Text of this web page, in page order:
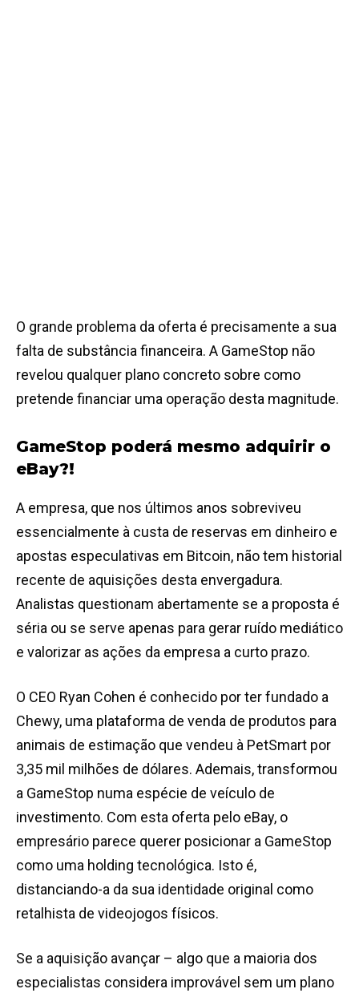
O grande problema da oferta é precisamente a sua
falta de substância financeira. A GameStop não
revelou qualquer plano concreto sobre como
pretende financiar uma operação desta magnitude.
GameStop poderá mesmo adquirir o
eBay?!
A empresa, que nos últimos anos sobreviveu
essencialmente à custa de reservas em dinheiro e
apostas especulativas em Bitcoin, não tem historial
recente de aquisições desta envergadura.
Analistas questionam abertamente se a proposta é
séria ou se serve apenas para gerar ruído mediático
e valorizar as ações da empresa a curto prazo.
O CEO Ryan Cohen é conhecido por ter fundado a
Chewy, uma plataforma de venda de produtos para
animais de estimação que vendeu à PetSmart por
3,35 mil milhões de dólares. Ademais, transformou
a GameStop numa espécie de veículo de
investimento. Com esta oferta pelo eBay, o
empresário parece querer posicionar a GameStop
como uma holding tecnológica. Isto é,
distanciando-a da sua identidade original como
retalhista de videojogos físicos.
Se a aquisição avançar – algo que a maioria dos
especialistas considera improvável sem um plano